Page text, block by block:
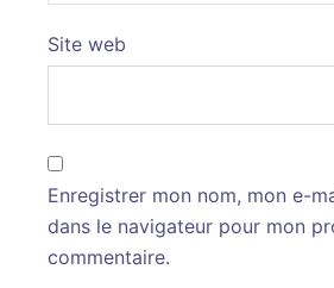
Site web
Enregistrer mon nom, mon e-
dans le navigateur pour mon
commentaire.